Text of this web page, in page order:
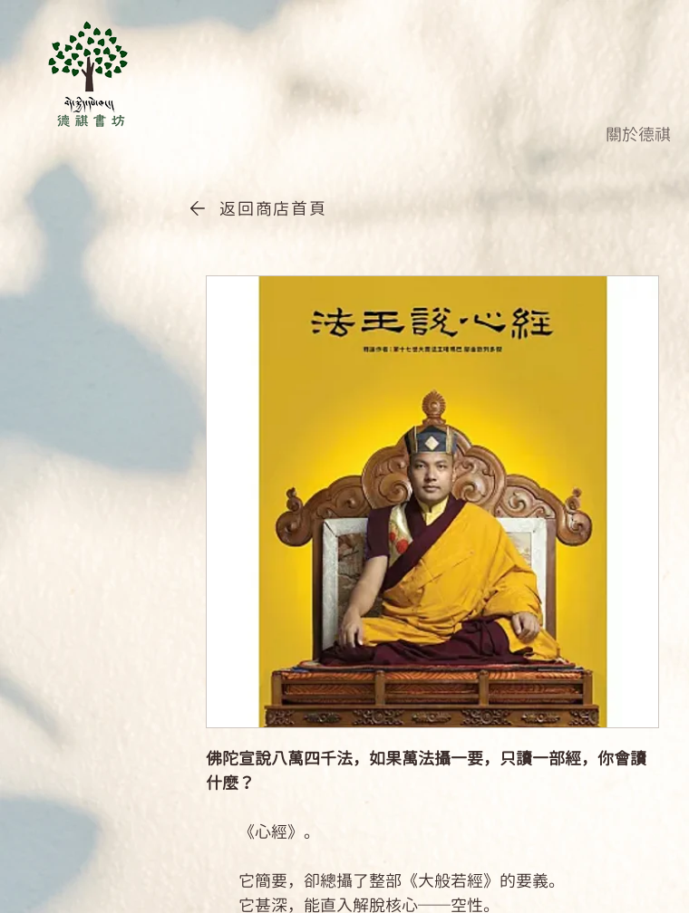
關於德祺
返回商店首頁
佛陀宣說八萬四千法，如果萬法攝一要，只讀一部經，你會讀
什麼？
《心經》。
它簡要，卻總攝了整部《大般若經》的要義。
它甚深，能直入解脫核心──空性。